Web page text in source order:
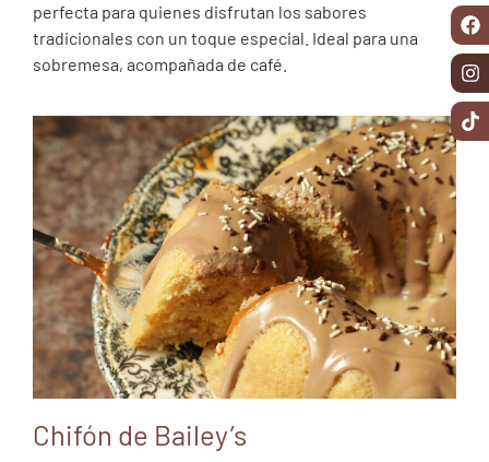
perfecta para quienes disfrutan los sabores
tradicionales con un toque especial. Ideal para una
sobremesa, acompañada de café.
Chifón de Bailey’s